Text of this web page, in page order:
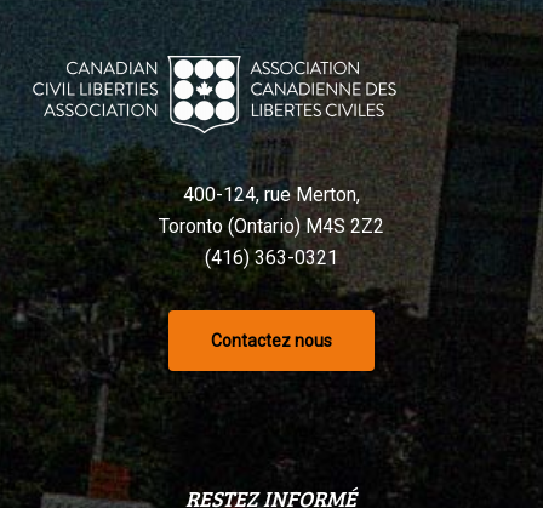
400-124, rue Merton,
Toronto (Ontario) M4S 2Z2
(416) 363-0321
Contactez nous
RESTEZ INFORMÉ